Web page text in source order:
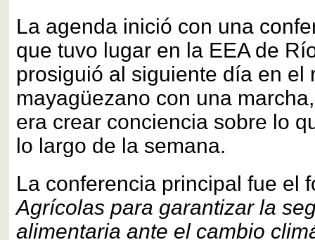
La agenda inició con una
que tuvo lugar en la EEA de
prosiguió al siguiente día en el
mayagüezano con una
era crear conciencia sobre lo
lo largo de la semana.
La conferencia principal fue el
Agrícolas para garantizar la
alimentaria ante el cambio